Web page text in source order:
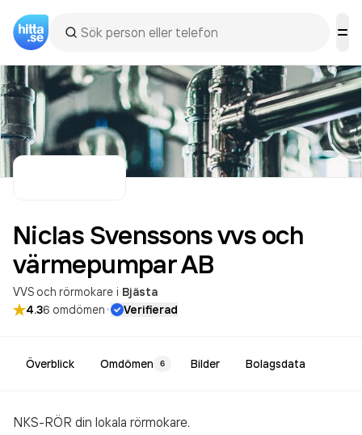
Niclas Svenssons vvs och
värmepumparAB
VVS och rörmokare i Bjästa
4.36 omdömen· Verifierad
Överblick Omdömen 6 Bilder Bolagsdata
NKS-RÖR din lokala rörmokare.